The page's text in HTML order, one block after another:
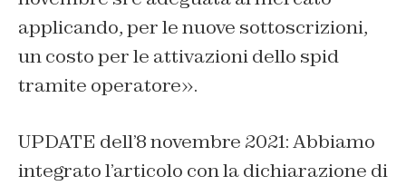
applicando, per le nuove sottoscrizioni,
un costo per le attivazioni dello spid
tramite operatore».
UPDATE dell’8 novembre 2021: Abbiamo
integrato l’articolo con la dichiarazione di